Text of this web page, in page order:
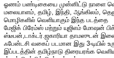
ஓணம் பண்டிகையை முன்னிட்டு நாளை
மலையாளம், தமிழ், இந்தி, ஆங்கிலம்,
மொழிகளில் வெளியாகும் இந்த படத்தை
மேஜிக் பிரேம்ஸ் மற்றும் யுஜிஎம் மோஷன்
ஸ்டீபன்,டாக்டர்.ஜகாரியா தாமஸுடன்
ஃபேன்டசி வகைப் படமான இது 3-டியில்
இப்படத்தின் தமிழ்நாடு திரையரங்க